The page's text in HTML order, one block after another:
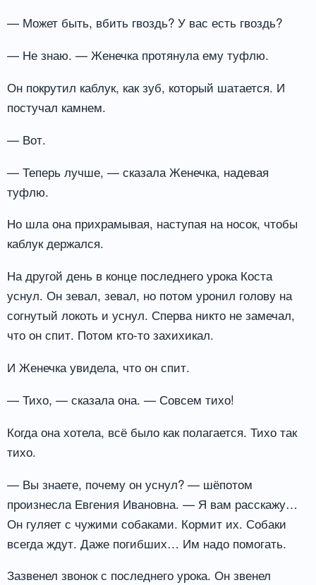
— Может быть, вбить гвоздь? У вас есть гвоздь?
— Не знаю. — Женечка протянула ему туфлю.
Он покрутил каблук, как зуб, который шатается. И
постучал камнем.
— Вот.
— Теперь лучше, — сказала Женечка, надевая
туфлю.
Но шла она прихрамывая, наступая на носок, чтобы
каблук держался.
На другой день в конце последнего урока Коста
уснул. Он зевал, зевал, но потом уронил голову на
согнутый локоть и уснул. Сперва никто не замечал,
что он спит. Потом кто-то захихикал.
И Женечка увидела, что он спит.
— Тихо, — сказала она. — Совсем тихо!
Когда она хотела, всё было как полагается. Тихо так
тихо.
— Вы знаете, почему он уснул? — шёпотом
произнесла Евгения Ивановна. — Я вам расскажу…
Он гуляет с чужими собаками. Кормит их. Собаки
всегда ждут. Даже погибших… Им надо помогать.
Зазвенел звонок с последнего урока. Он звенел